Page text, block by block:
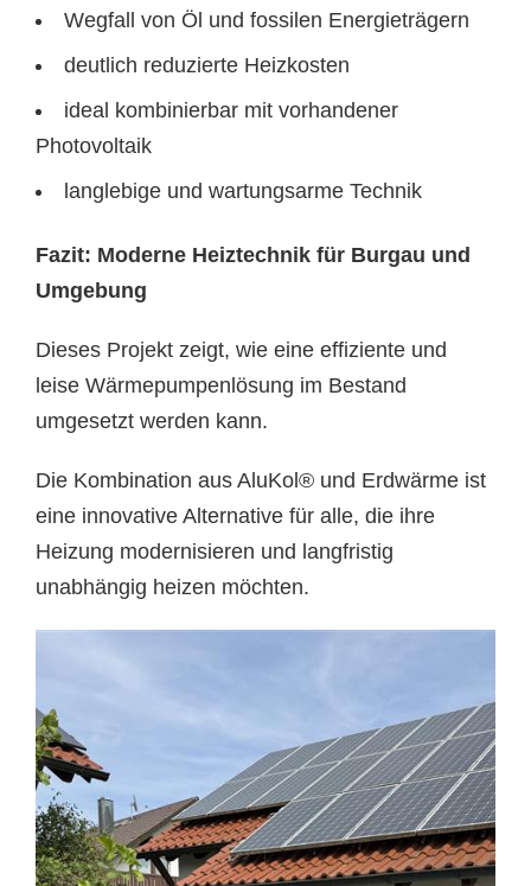
Wegfall von Öl und fossilen Energieträgern
deutlich reduzierte Heizkosten
ideal kombinierbar mit vorhandener
Photovoltaik
langlebige und wartungsarme Technik
Fazit: Moderne Heiztechnik für Burgau und
Umgebung
Dieses Projekt zeigt, wie eine effiziente und
leise Wärmepumpenlösung im Bestand
umgesetzt werden kann.
Die Kombination aus AluKol® und Erdwärme ist
eine innovative Alternative für alle, die ihre
Heizung modernisieren und langfristig
unabhängig heizen möchten.